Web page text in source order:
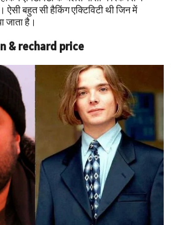
बहुत सी हैकिंग एक्टिविटी थी जिन में
जाता है।
& rechard price